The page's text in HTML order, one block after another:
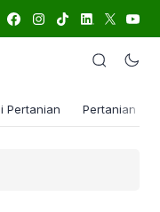
Pertanian Pertanian